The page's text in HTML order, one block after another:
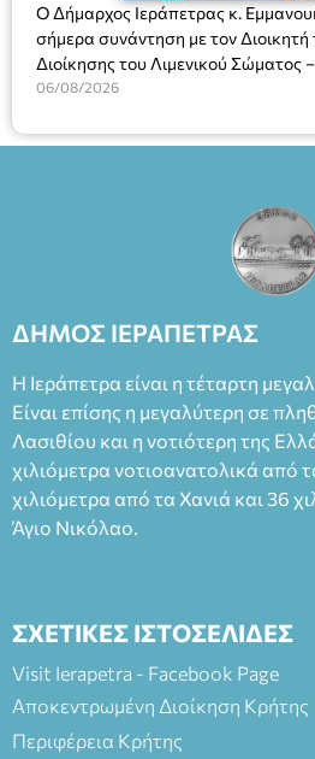
Ο Δήμαρχος Ιεράπετρας κ.
σήμερα συνάντηση με τον Διοικητή
Διοίκησης του Λιμενικού Σώματος
Ακτοφυλακής (Λ.Σ.-ΕΛ.ΑΚΤ.),
06/08/2026
ΔΗΜΟΣ ΙΕΡΑΠΕΤΡΑΣ
Η Ιεράπετρα είναι η τέταρτη
Είναι επίσης η μεγαλύτερη σε
Λασιθίου και η νοτιότερη της
χιλιόμετρα νοτιοανατολικά από
χιλιόμετρα από τα Χανιά και 36
Άγιο Νικόλαο.
ΣΧΕΤΙΚΕΣ ΙΣΤΟΣΕΛΙΔΕΣ
Visit Ierapetra - Facebook Page
Αποκεντρωμένη Διοίκηση Κρήτης
Περιφέρεια Κρήτης